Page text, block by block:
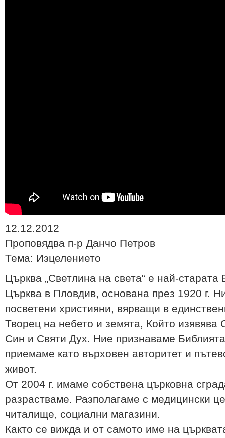
12.12.2012
Проповядва п-р Данчо Петров
Тема: Изцелението
Църква „Светлина на света“ е най-старата
Църква в Пловдив, основана през 1920 г.
посветени християни, вярващи в
Творец на небето и земята, Който
Син и Святи Дух. Ние признаваме
приемаме като върховен авторитет и
живот.
От 2004 г. имаме собствена църковна
разрастваме. Разполагаме с медицински
читалище, социални магазини.
Както се вижда и от самото име на